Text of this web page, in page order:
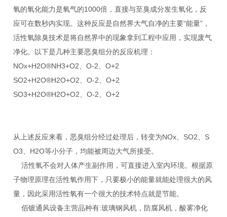
氧的氧化能力是氧气的1000倍，直接与至臭成分发生氧化，反
应可在数秒内实现。这种反应是自然界大气自净的主要“能量”，
活性氧除臭技术是将自然界中的现象拿到工程中应用，实现废气
净化。以下是几种主要恶臭组分的反应机理：
NOx+H2O®NH3+O2、O-2、O+2
SO2+H2O®H2O+O2、O-2、O+2
SO3+H2O®H2O+O2、O-2、O+2
从上述反应来看，恶臭组分经过处理后，转变为NOx、SO2、S
O3、H2O等小分子，均能被周边大气所接受。
活性氧不会对人体产生副作用，可直接进入室内环境。根据原
子物理原理在活性氧作用下，只要极小的能量就能处理很大的风
量，因此采用活性氧有一个很大的技术特点就是节能。
佰镀通风设备主营品种有:玻璃钢风机，防腐风机，酸雾净化